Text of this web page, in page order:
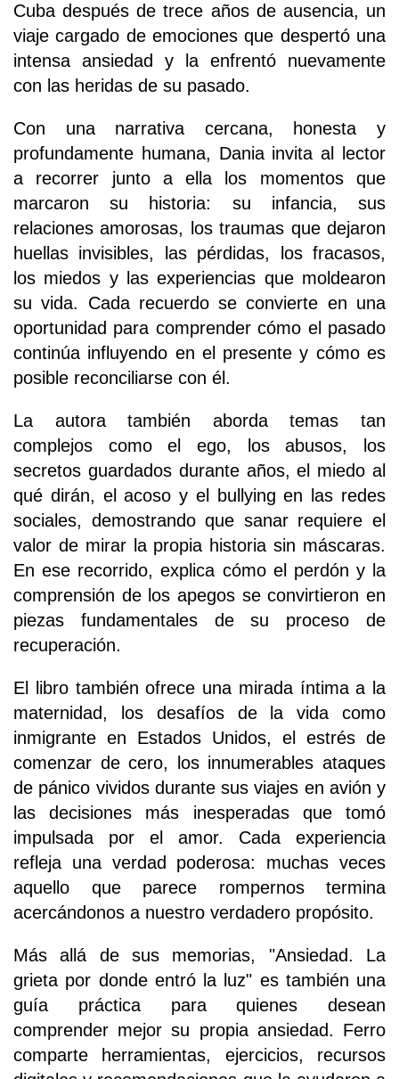
Cuba después de trece años de ausencia, un
viaje cargado de emociones que despertó una
intensa ansiedad y la enfrentó nuevamente
con las heridas de su pasado.
Con una narrativa cercana, honesta y
profundamente humana, Dania invita al lector
a recorrer junto a ella los momentos que
marcaron su historia: su infancia, sus
relaciones amorosas, los traumas que dejaron
huellas invisibles, las pérdidas, los fracasos,
los miedos y las experiencias que moldearon
su vida. Cada recuerdo se convierte en una
oportunidad para comprender cómo el pasado
continúa influyendo en el presente y cómo es
posible reconciliarse con él.
La autora también aborda temas tan
complejos como el ego, los abusos, los
secretos guardados durante años, el miedo al
qué dirán, el acoso y el bullying en las redes
sociales, demostrando que sanar requiere el
valor de mirar la propia historia sin máscaras.
En ese recorrido, explica cómo el perdón y la
comprensión de los apegos se convirtieron en
piezas fundamentales de su proceso de
recuperación.
El libro también ofrece una mirada íntima a la
maternidad, los desafíos de la vida como
inmigrante en Estados Unidos, el estrés de
comenzar de cero, los innumerables ataques
de pánico vividos durante sus viajes en avión y
las decisiones más inesperadas que tomó
impulsada por el amor. Cada experiencia
refleja una verdad poderosa: muchas veces
aquello que parece rompernos termina
acercándonos a nuestro verdadero propósito.
Más allá de sus memorias, "Ansiedad. La
grieta por donde entró la luz" es también una
guía práctica para quienes desean
comprender mejor su propia ansiedad. Ferro
comparte herramientas, ejercicios, recursos